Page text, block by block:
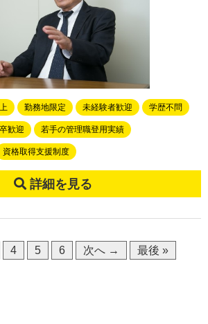
勤務地限定 未経験者歓迎 学歴不問
歓迎 若手の管理職登用実績
資格取得支援制度
詳細を見る
4 5 6 次へ → 最後 »